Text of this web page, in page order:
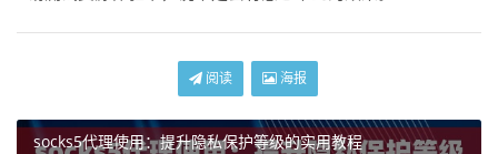
阅读 海报
socks5代理使用：提升隐私保护等级的实用教程